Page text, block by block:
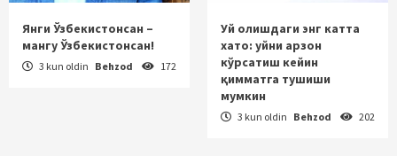
Янги Ўзбекистонсан –
мангу Ўзбекистонсан!
3 kun oldin Behzod 172
Уй олишдаги энг катта
хато: уйни арзон
кўрсатиш кейин
қимматга тушиши
мумкин
3 kun oldin Behzod 202